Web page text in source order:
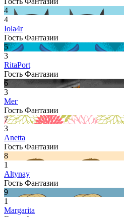
4
4
Iola4r
Гость Фантазии
5
3
RitaPort
Гость Фантазии
6
3
Мег
Гость Фантазии
7
3
Anetta
Гость Фантазии
8
1
Altynay
Гость Фантазии
9
1
Margarita